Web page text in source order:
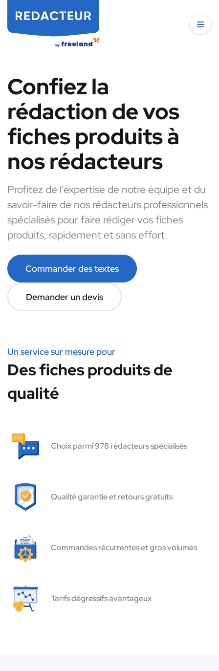
Confiez la
rédaction de vos
fiches produits à
nos rédacteurs
Profitez de l'expertise de notre équipe et du
savoir-faire de nos rédacteurs professionnels
spécialisés pour faire rédiger vos fiches
produits, rapidement et sans effort.
Commander des textes
Demander un devis
Un service sur mesure pour
Des fiches produits de
qualité
Choix parmi 978 rédacteurs spécialisés
Qualité garantie et retours gratuits
Commandes récurrentes et gros volumes
Tarifs dégressifs avantageux